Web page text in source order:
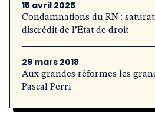
15 avril 2025
Condamnations du RN :
discrédit de l’État de droit
29 mars 2018
Aux grandes réformes les
Pascal Perri